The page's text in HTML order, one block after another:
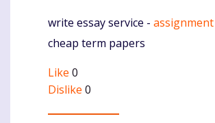
Komentaras
write essay service -
cheap term papers
Like 0
Dislike 0